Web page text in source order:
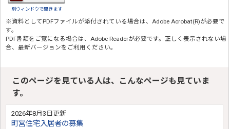
別ウィンドウで開きます
※資料としてPDFファイルが添付されている場合は、 Adobe Acrobat(R)が必要で
す。
PDF書類をご覧になる場合は、 Adobe Readerが必要です。正しく表示されない場
合、最新バージョンをご利用ください。
このページを見ている人は、こんなページも見ていま
す。
2026年8月3日更新
町営住宅入居者の募集